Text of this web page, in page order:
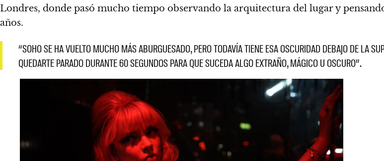
Londres, donde pasó mucho tiempo observando la arquitectura del lugar y
años.
“SOHO SE HA VUELTO MUCHO MÁS ABURGUESADO, PERO TODAVÍA TIENE ESA OSCURIDAD DEBAJO DE LA
QUEDARTE PARADO DURANTE 60 SEGUNDOS PARA QUE SUCEDA ALGO EXTRAÑO, MÁGICO U OSCURO”.